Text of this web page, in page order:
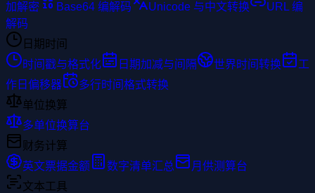
加解密
Base64 编解码 Unicode 与中文转换
URL 编
解码
日期时间
时间戳与格式化
日期加减与间隔 世界时间转换
工
作日偏移器
多行时间格式转换
单位换算
多单位换算台
财务计算
英文票据金额
数字清单汇总
月供测算台
文本工具